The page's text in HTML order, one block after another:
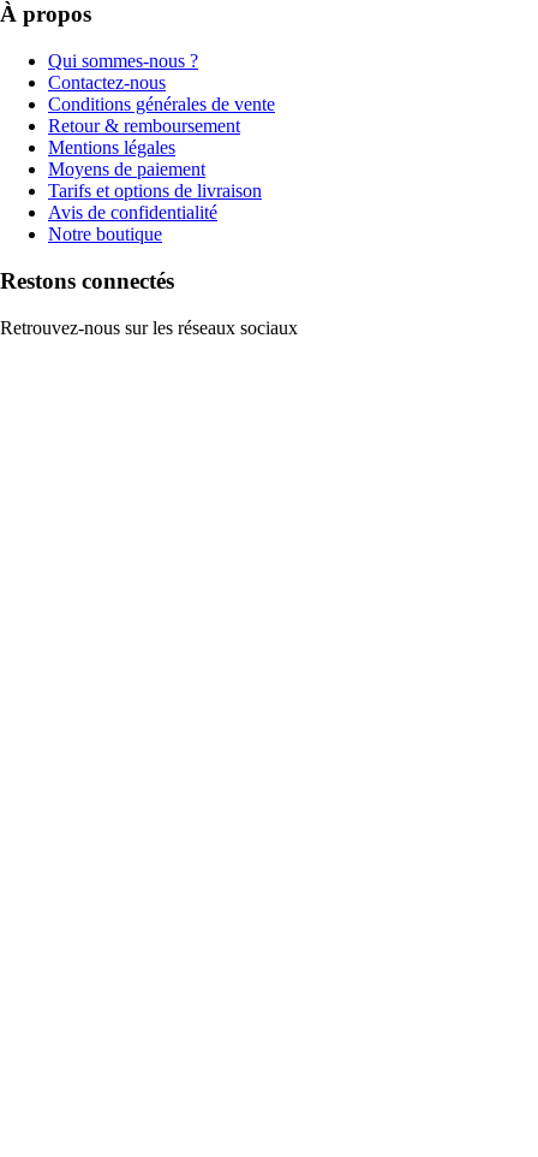
À propos
Qui sommes-nous ?
Contactez-nous
Conditions générales de vente
Retour & remboursement
Mentions légales
Moyens de paiement
Tarifs et options de livraison
Avis de confidentialité
Notre boutique
Restons connectés
Retrouvez-nous sur les réseaux sociaux